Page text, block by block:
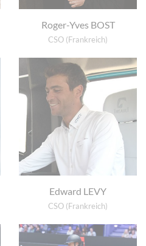
Roger-Yves BOST
CSO (Frankreich)
Edward LEVY
CSO (Frankreich)